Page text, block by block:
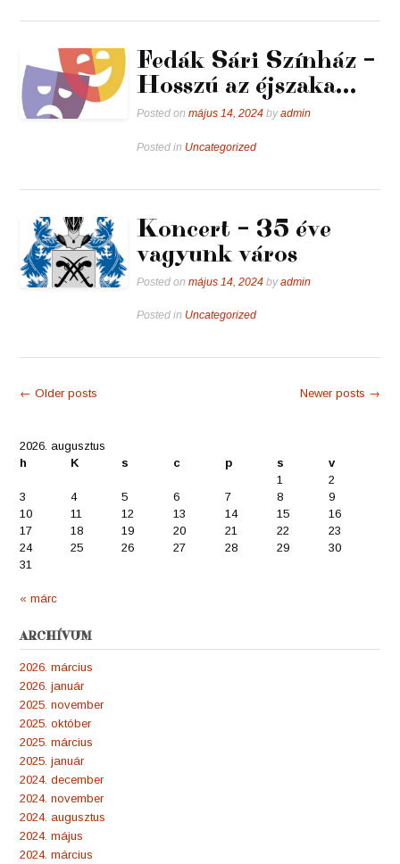
Fedák Sári Színház –
Hosszú az éjszaka…
Posted onmájus 14, 2024 byadmin
Posted in Uncategorized
Koncert – 35 éve
vagyunk város
Posted onmájus 14, 2024 byadmin
Posted in Uncategorized
Posts
← Older posts Newer posts →
2026. augusztus
h
K s c p s
v
1
2
3
4 5 6 7 8
9
10
11 12 13 14 15
16
17
18 19 20 21 22
23
24
25 26 27 28 29
30
31
« márc
ARCHÍVUM
2026. március
2026. január
2025. november
2025. október
2025. március
2025. január
2024. december
2024. november
2024. augusztus
2024. május
2024. március